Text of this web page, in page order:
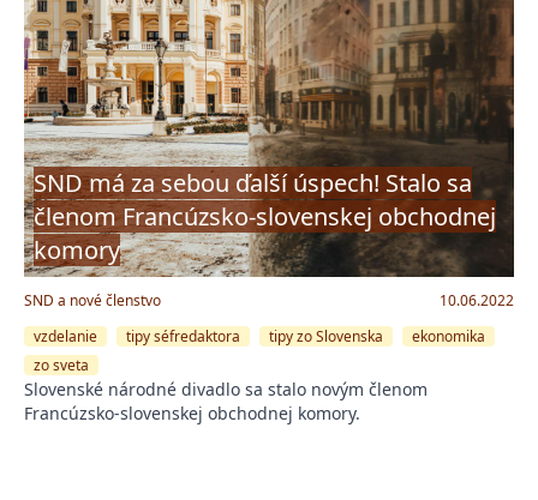
SND má za sebou ďalší úspech! Stalo sa
členom Francúzsko-slovenskej obchodnej
komory
SND a nové členstvo
10.06.2022
vzdelanie
tipy séfredaktora tipy zo Slovenska
ekonomika
zo sveta
Slovenské národné divadlo sa stalo novým členom
Francúzsko-slovenskej obchodnej komory.